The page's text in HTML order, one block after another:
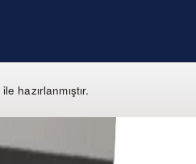
ile hazırlanmıştır.